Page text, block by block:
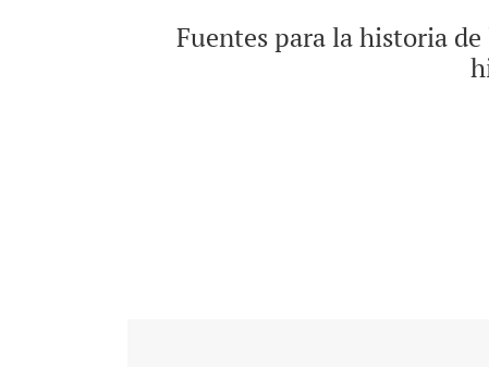
Fuentes para la historia